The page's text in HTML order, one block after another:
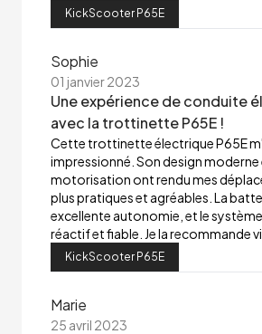
KickScooter P65E
Sophie
01 janvier 2023
Une expérience de conduite
avec la trottinette P65E !
Cette trottinette électrique P65E
impressionné. Son design moderne
motorisation ont rendu mes
plus pratiques et agréables. La
excellente autonomie, et le
réactif et fiable. Je la recommande
KickScooter P65E
Marie
25 avril 2023